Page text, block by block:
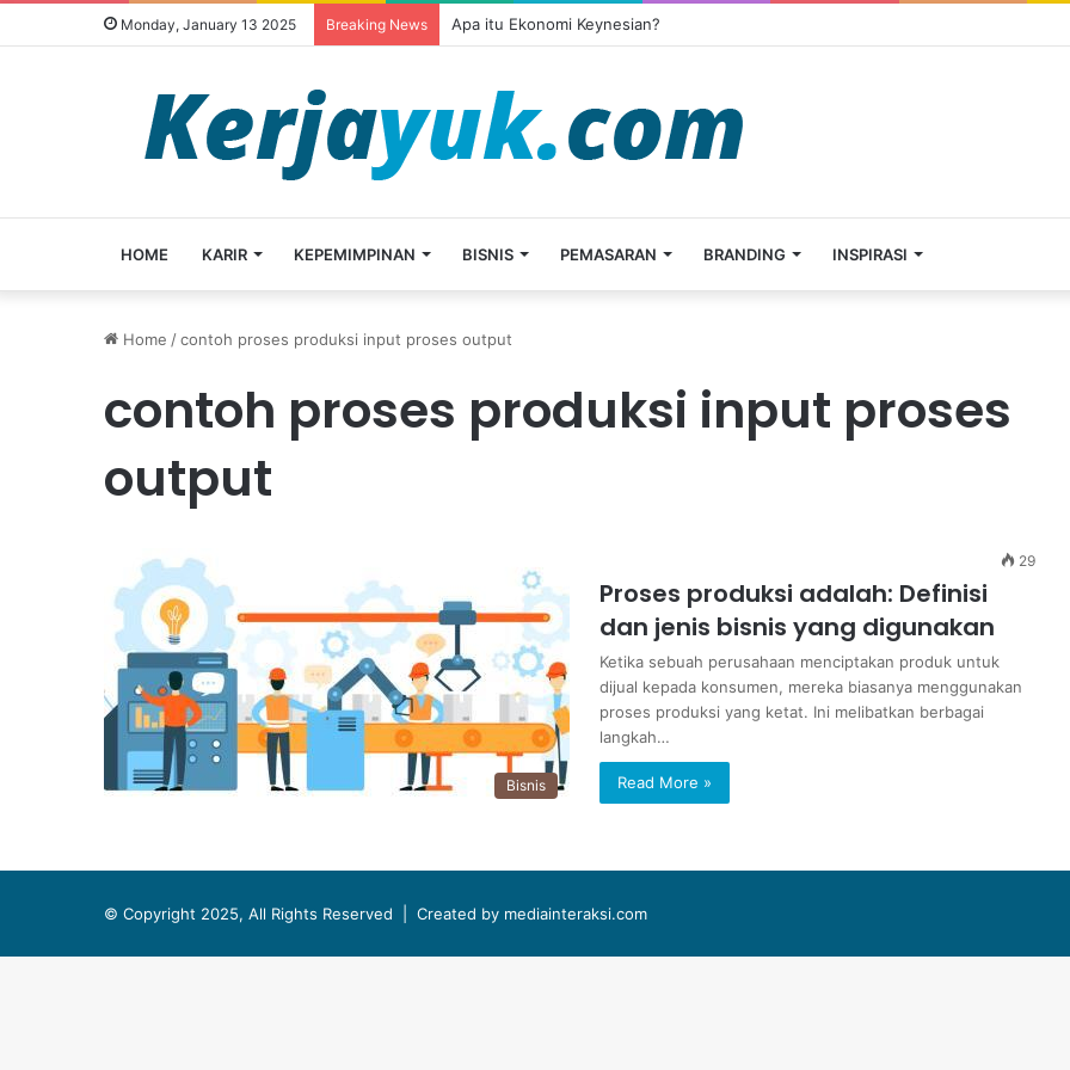
Monday, January 13 2025 Breaking News Apa itu Ekonomi Keynesian?
HOME KARIR KEPEMIMPINAN BISNIS PEMASARAN BRANDING INSPIRASI
Home /contoh proses produksi input proses output
contoh proses produksi input proses
output
Bisnis
29
Proses produksi adalah: Definisi
dan jenis bisnis yang digunakan
Ketika sebuah perusahaan menciptakan produk untuk
dijual kepada konsumen, mereka biasanya menggunakan
proses produksi yang ketat. Ini melibatkan berbagai
langkah…
Read More »
© Copyright 2025, All Rights Reserved | Created by mediainteraksi.com